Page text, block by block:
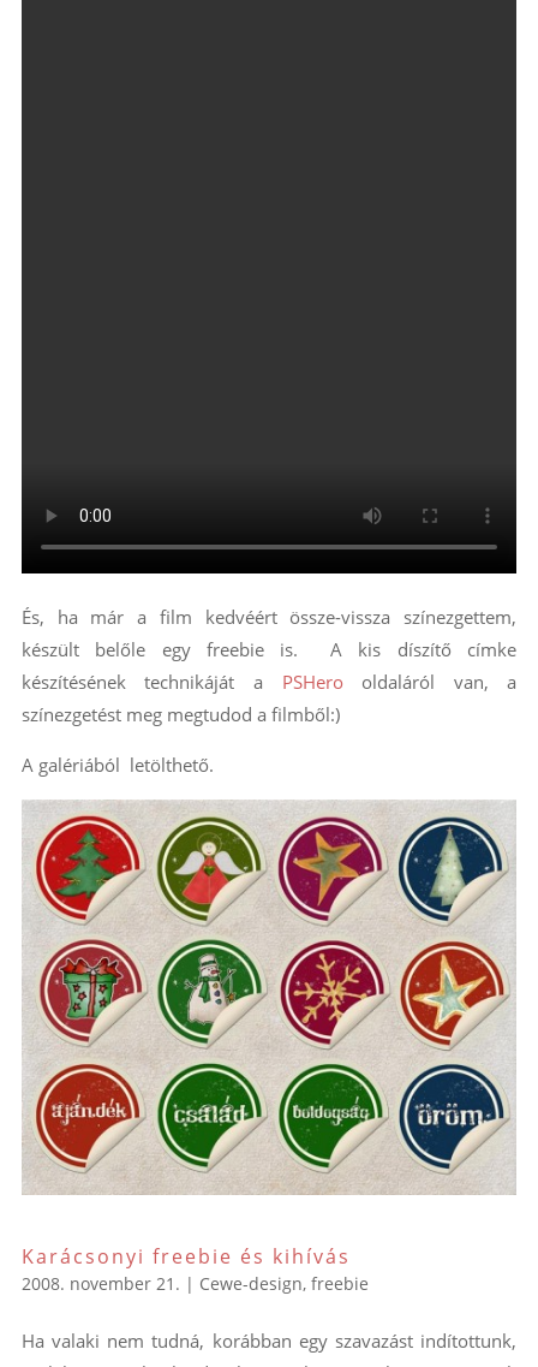
És, ha már a film kedvéért össze-vissza színezgettem,
készült belőle egy freebie is. A kis díszítő címke
készítésének technikáját a PSHero oldaláról van, a
színezgetést meg megtudod a filmből:)
A galériából letölthető.
Karácsonyi freebie és kihívás
2008. november 21. | Cewe-design, freebie
Ha valaki nem tudná, korábban egy szavazást indítottunk,